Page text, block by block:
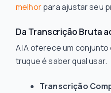
melhorpara ajustar seu
Da Transcrição Bruta
A IA oferece um
truque é saber qual usar.
Transcrição